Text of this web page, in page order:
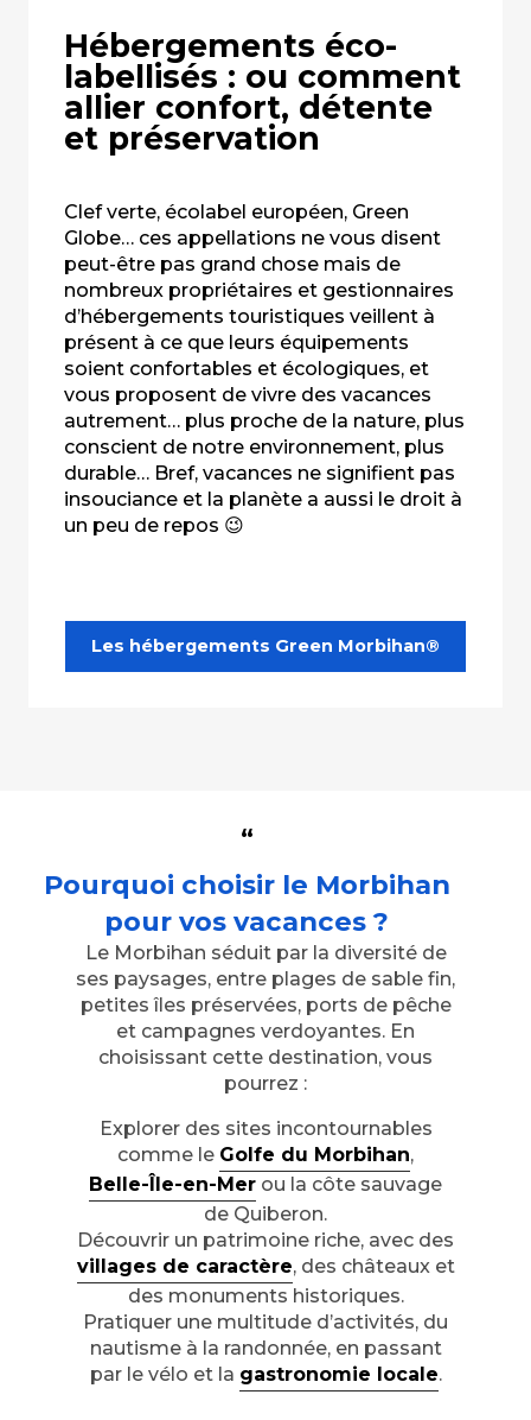
Hébergements éco-
labellisés : ou comment
allier confort, détente
et préservation
Clef verte, écolabel européen, Green
Globe… ces appellations ne vous disent
peut-être pas grand chose mais de
nombreux propriétaires et gestionnaires
d’hébergements touristiques veillent à
présent à ce que leurs équipements
soient confortables et écologiques, et
vous proposent de vivre des vacances
autrement… plus proche de la nature, plus
conscient de notre environnement, plus
durable… Bref, vacances ne signifient pas
insouciance et la planète a aussi le droit à
un peu de repos 😉
Les hébergements Green Morbihan®
Pourquoi choisir le Morbihan
pour vos vacances ?
Le Morbihan séduit par la diversité de
ses paysages, entre plages de sable fin,
petites îles préservées, ports de pêche
et campagnes verdoyantes. En
choisissant cette destination, vous
pourrez :
Explorer des sites incontournables
comme le Golfe du Morbihan,
Belle-Île-en-Mer ou la côte sauvage
de Quiberon.
Découvrir un patrimoine riche, avec des
villages de caractère, des châteaux et
des monuments historiques.
Pratiquer une multitude d’activités, du
nautisme à la randonnée, en passant
par le vélo et la gastronomie locale.